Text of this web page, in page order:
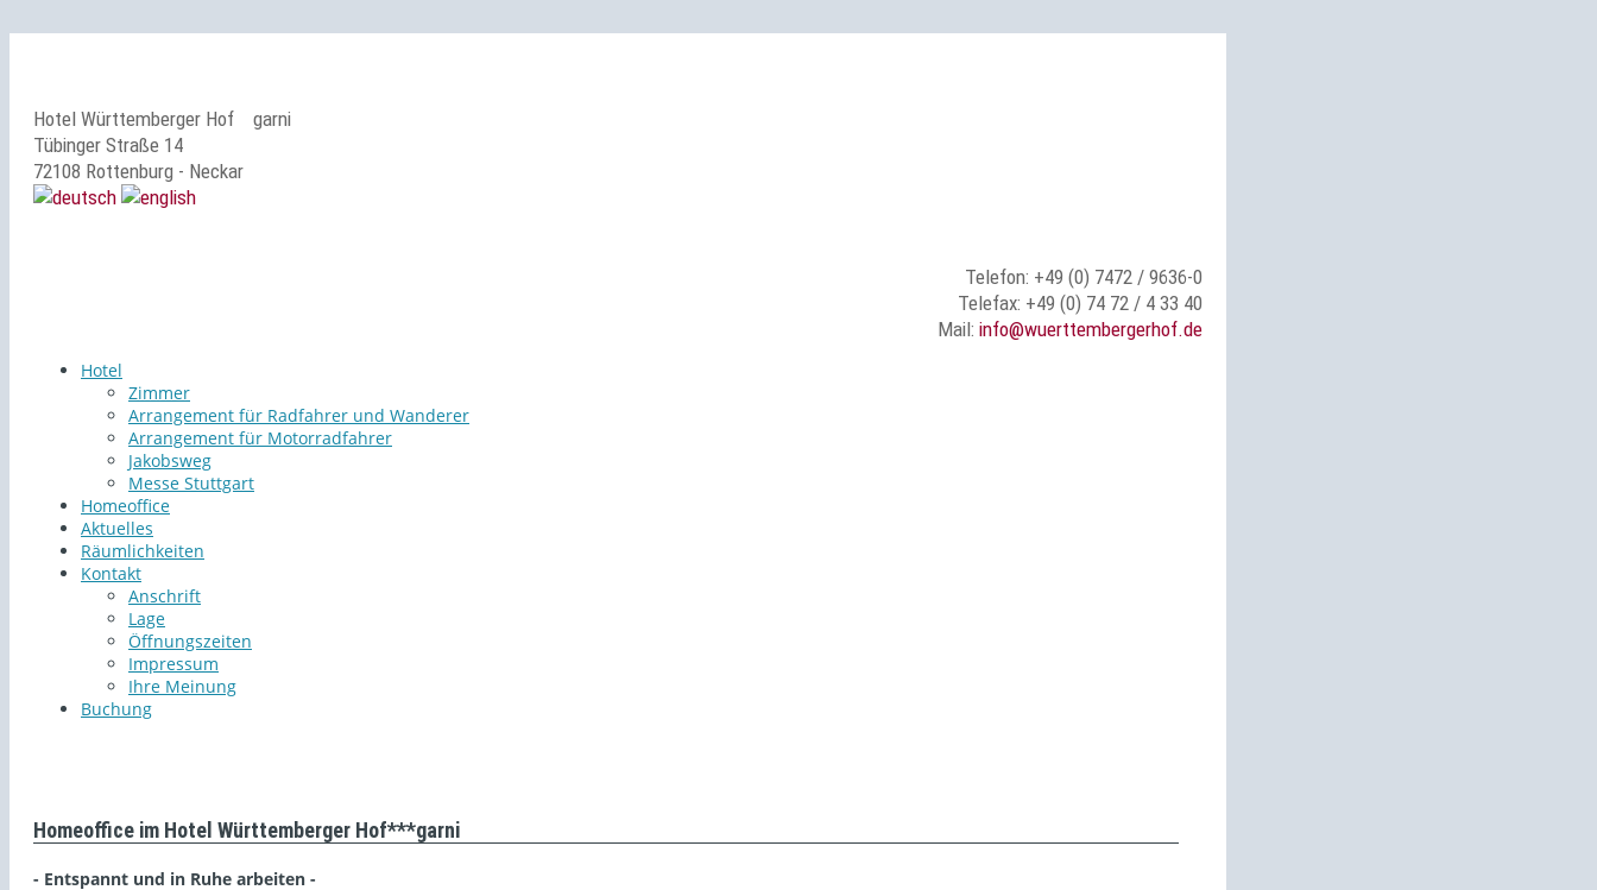
Hotel Württemberger Hof
garni
Tübinger Straße 14
72108 Rottenburg - Neckar
Telefon: +49 (0) 7472 / 9636-0
Telefax: +49 (0) 74 72 / 4 33 40
Mail: info@wuerttembergerhof.de
Hotel
Zimmer
Arrangement für Radfahrer und Wanderer
Arrangement für Motorradfahrer
Jakobsweg
Messe Stuttgart
Homeoffice
Aktuelles
Räumlichkeiten
Kontakt
Anschrift
Lage
Öffnungszeiten
Impressum
Ihre Meinung
Buchung
Homeoffice im Hotel Württemberger Hof***garni
- Entspannt und in Ruhe arbeiten -